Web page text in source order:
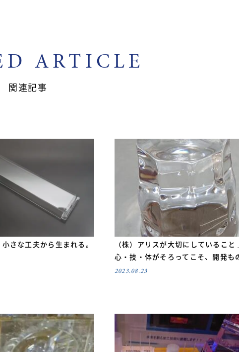
ARTICLE
関連記事
さな工夫から生まれる。
（株）アリスが大切にしていること _
心・技・体がそろってこそ、開発も
2023.08.23